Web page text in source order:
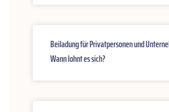
Beiladung für Privatpersonen und
Wann lohnt es sich?